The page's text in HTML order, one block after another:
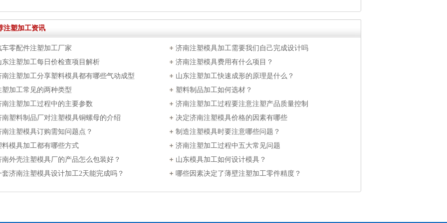
注塑加工资讯
车零配件注塑加工厂家
济南注塑模具加工需要我们自己完成设计吗
东注塑加工每日价检查项目解析
济南注塑模具费用有什么项目？
南注塑加工分享塑料模具都有哪些气动成型
山东注塑加工快速成形的原理是什么？
塑加工常见的两种类型
塑料制品加工如何选材？
南注塑加工过程中的主要参数
济南注塑加工过程要注意注塑产品质量控制
南塑料制品厂对注塑模具铜螺母的介绍
决定济南注塑模具价格的因素有哪些
南注塑模具订购需知问题点？
制造注塑模具时要注意哪些问题？
料模具加工都有哪些方式
济南注塑加工过程中五大常见问题
南外壳注塑模具厂的产品怎么包装好？
山东模具加工如何设计模具？
套济南注塑模具设计加工2天能完成吗？
哪些因素决定了薄壁注塑加工零件精度？